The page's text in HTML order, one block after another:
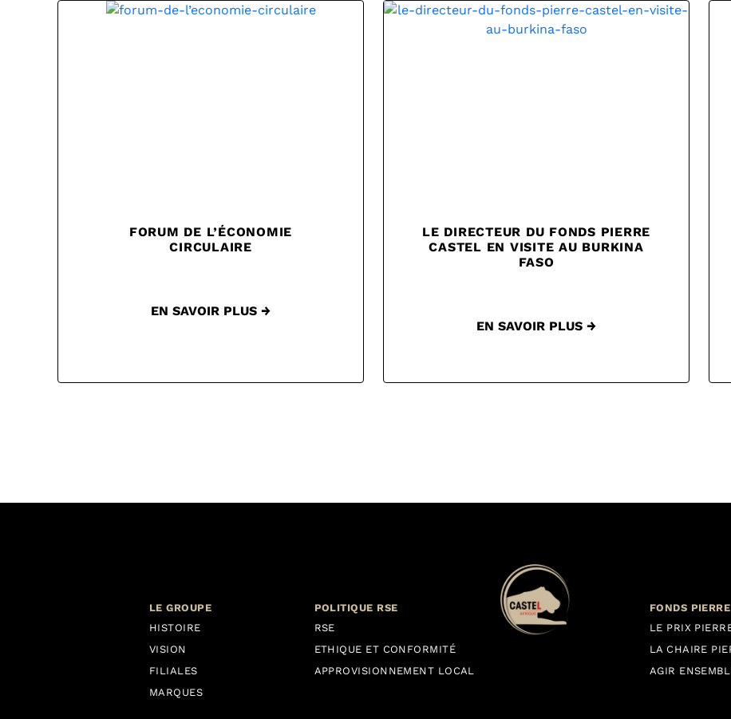
FORUM DE L’ÉCONOMIE
CIRCULAIRE
EN SAVOIR PLUS →
LE DIRECTEUR DU FONDS PIERRE
CASTEL EN VISITE AU BURKINA
FASO
EN SAVOIR PLUS →
LE GROUPE
HISTOIRE
VISION
FILIALES
MARQUES
POLITIQUE RSE
RSE
ETHIQUE ET CONFORMITÉ
APPROVISIONNEMENT LOCAL
FONDS
LE PRIX
LA CHAIRE
AGIR